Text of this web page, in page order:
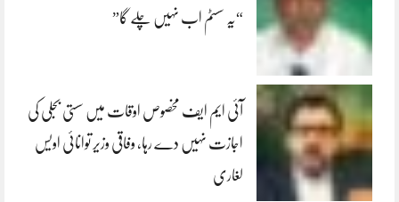
“یہ سسٹم اب نہیں چلے گا”
آئی ایم ایف مخصوص اوقات میں سستی بجلی کی
اجازت نہیں دے رہا، وفاقی وزیر توانائی اویس
لغاری